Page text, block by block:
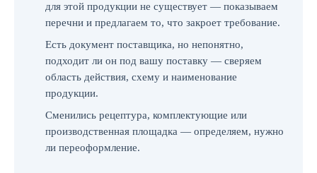
для этой продукции не существует — показываем
перечни и предлагаем то, что закроет требование.
Есть документ поставщика, но непонятно,
подходит ли он под вашу поставку — сверяем
область действия, схему и наименование
продукции.
Сменились рецептура, комплектующие или
производственная площадка — определяем, нужно
ли переоформление.